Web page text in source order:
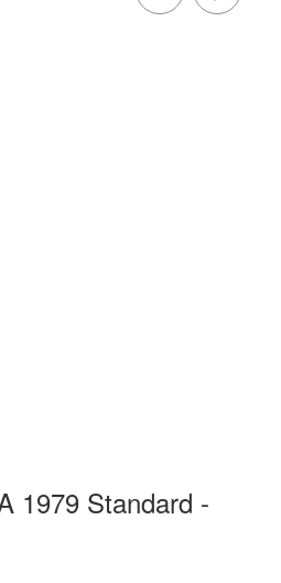
1979 Standard -